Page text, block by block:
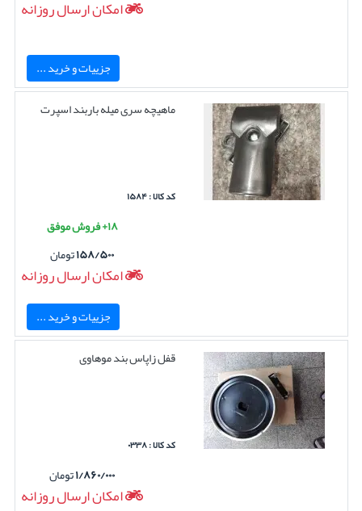
امکان ارسال روزانه
جزییات و خرید ...
ماهیچه سری میله باربند اسپرت
کد کالا : ۱۵۸۴
۱۸+ فروش موفق
۱۵۸/۵۰۰تومان
امکان ارسال روزانه
جزییات و خرید ...
قفل زاپاس بند موهاوی
کد کالا : ۰۳۳۸
۱/۸۶۰/۰۰۰تومان
امکان ارسال روزانه